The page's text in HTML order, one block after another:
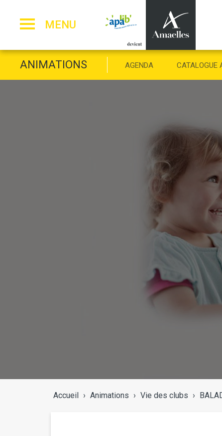
MENU
ANIMATIONS AGENDA CATALOGUE
Accueil › Animations › Vie des clubs ›